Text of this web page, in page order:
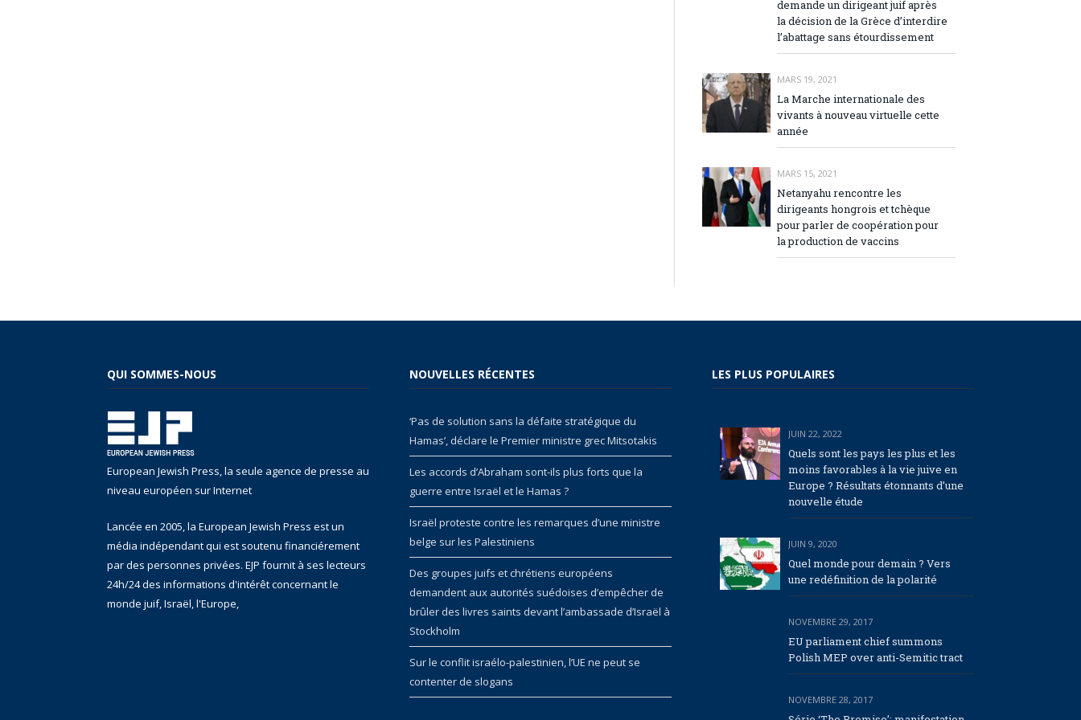
demande un dirigeant juif après
la décision de la Grèce d’interdire
l’abattage sans étourdissement
MARS 19, 2021
La Marche internationale des
vivants à nouveau virtuelle cette
année
MARS 15, 2021
Netanyahu rencontre les
dirigeants hongrois et tchèque
pour parler de coopération pour
la production de vaccins
QUI SOMMES-NOUS
European Jewish Press, la seule agence de presse au
niveau européen sur Internet
Lancée en 2005, la European Jewish Press est un
média indépendant qui est soutenu financiérement
par des personnes privées. EJP fournit à ses lecteurs
24h/24 des informations d'intérêt concernant le
monde juif, Israël, l'Europe,
NOUVELLES RÉCENTES
‘Pas de solution sans la défaite stratégique du
Hamas’, déclare le Premier ministre grec Mitsotakis
Les accords d’Abraham sont-ils plus forts que la
guerre entre Israël et le Hamas ?
Israël proteste contre les remarques d’une ministre
belge sur les Palestiniens
Des groupes juifs et chrétiens européens
demandent aux autorités suédoises d’empêcher de
brûler des livres saints devant l’ambassade d’Israël à
Stockholm
Sur le conflit israélo-palestinien, l’UE ne peut se
contenter de slogans
LES PLUS POPULAIRES
JUIN 22, 2022
Quels sont les pays les plus et les
moins favorables à la vie juive en
Europe ? Résultats étonnants d’une
nouvelle étude
JUIN 9, 2020
Quel monde pour demain ? Vers
une redéfinition de la polarité
NOVEMBRE 29, 2017
EU parliament chief summons
Polish MEP over anti-Semitic tract
NOVEMBRE 28, 2017